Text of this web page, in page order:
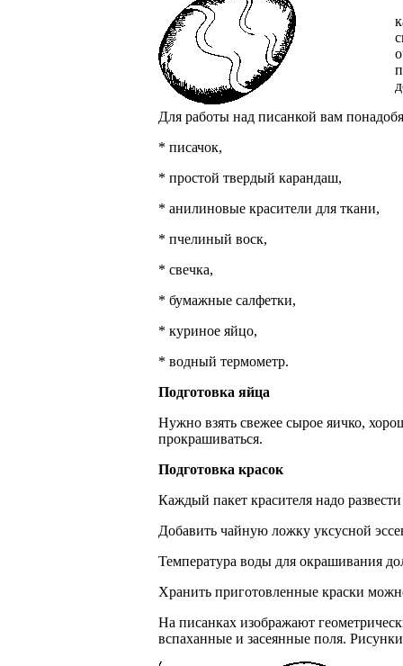
Для работы над писанкой вам
* писачок,
* простой твердый карандаш,
* анилиновые красители для ткани,
* пчелиный воск,
* свечка,
* бумажные салфетки,
* куриное яйцо,
* водный термометр.
Подготовка яйца
Нужно взять свежее сырое яичко,
прокрашиваться.
Подготовка красок
Каждый пакет красителя надо
Добавить чайную ложку уксусной
Температура воды для окрашивания
Хранить приготовленные краски
На писанках изображают
вспаханные и засеянные поля.